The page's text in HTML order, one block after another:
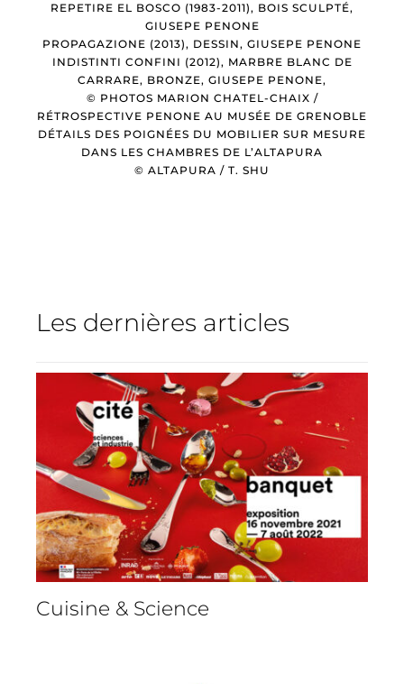
REPETIRE EL BOSCO (1983-2011), BOIS SCULPTÉ,
GIUSEPE PENONE
PROPAGAZIONE (2013), DESSIN, GIUSEPE PENONE
INDISTINTI CONFINI (2012), MARBRE BLANC DE
CARRARE, BRONZE, GIUSEPE PENONE,
© PHOTOS MARION CHATEL-CHAIX /
RÉTROSPECTIVE PENONE AU MUSÉE DE GRENOBLE
DÉTAILS DES POIGNÉES DU MOBILIER SUR MESURE
DANS LES CHAMBRES DE L’ALTAPURA
© ALTAPURA / T. SHU
Les dernières articles
Cuisine & Science